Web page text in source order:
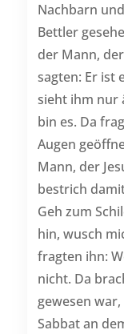
Nachbarn
Bettler
der Mann,
sagten: Er ist
sieht ihm nur
bin es. Da
Augen
Mann, der
bestrich
Geh zum
hin, wusch
fragten ihn:
nicht. Da
gewesen
Sabbat an